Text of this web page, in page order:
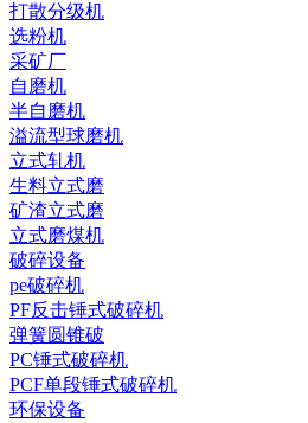
打散分级机
选粉机
采矿厂
自磨机
半自磨机
溢流型球磨机
立式轧机
生料立式磨
矿渣立式磨
立式磨煤机
破碎设备
pe破碎机
PF反击锤式破碎机
弹簧圆锥破
PC锤式破碎机
PCF单段锤式破碎机
环保设备